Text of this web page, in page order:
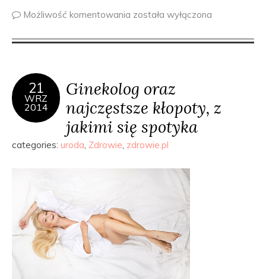
Możliwość komentowania została wyłączona
21
WRZ
2014
Ginekolog oraz
najczęstsze kłopoty, z
jakimi się spotyka
categories: uroda, Zdrowie, zdrowie.pl